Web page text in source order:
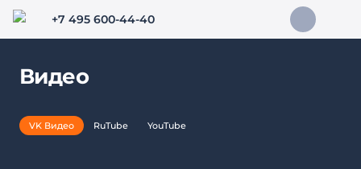
+7 495 600-44-40
Видео
VK Видео RuTube YouTube